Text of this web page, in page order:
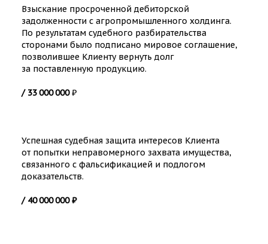
Взыскание просроченной дебиторской
задолженности с агропромышленного холдинга.
По результатам судебного разбирательства
сторонами было подписано мировое соглашение,
позволившее Клиенту вернуть долг
за поставленную продукцию.
/ 33 000 000₽
Успешная судебная защита интересов Клиента
от попытки неправомерного захвата имущества,
связанного с фальсификацией и подлогом
доказательств.
/ 40 000 000 ₽